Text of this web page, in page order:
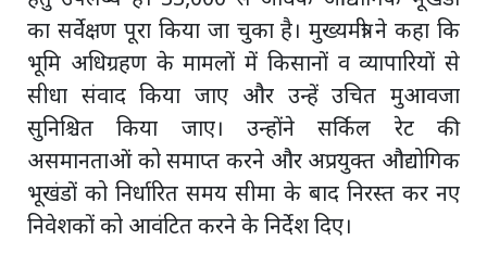
का सर्वेक्षण पूरा किया जा चुका है। मुख्यमंत्री ने कहा कि
भूमि अधिग्रहण के मामलों में किसानों व व्यापारियों से
सीधा संवाद किया जाए और उन्हें उचित मुआवजा
सुनिश्चित किया जाए। उन्होंने सर्किल रेट की
असमानताओं को समाप्त करने और अप्रयुक्त औद्योगिक
भूखंडों को निर्धारित समय सीमा के बाद निरस्त कर नए
निवेशकों को आवंटित करने के निर्देश दिए।